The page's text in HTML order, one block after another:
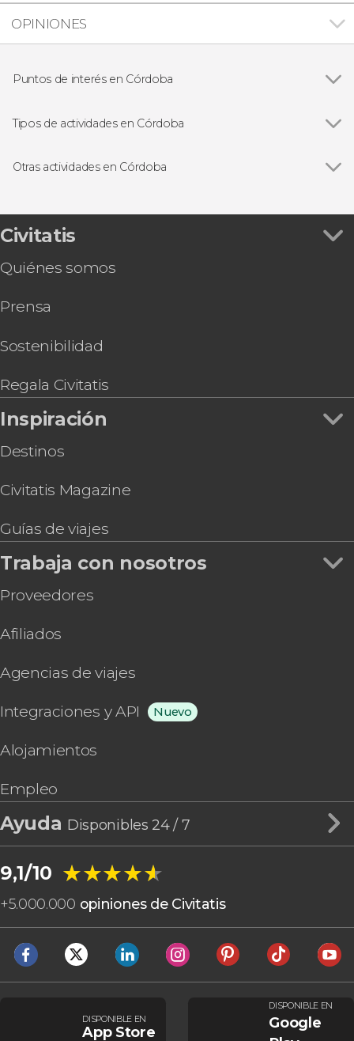
OPINIONES
Puntos de interés en Córdoba
Patios de Córdoba
Puente Romano de Córdoba
Sinagoga de Córdoba
Tipos de actividades en Córdoba
Free tours en Córdoba
Otras actividades en Córdoba
Visita del Palacio de Viana y sus patios
Autobús turístico de Córdoba
Juego de pistas en Córdoba: Búsqueda del
Excursión privada desde Córdoba
Civitatis
Quiénes somos
Prensa
Sostenibilidad
Regala Civitatis
Inspiración
Destinos
Civitatis Magazine
Guías de viajes
Trabaja con nosotros
Proveedores
Afiliados
Agencias de viajes
Integraciones y API Nuevo
Alojamientos
Empleo
Ayuda Disponibles 24 / 7
9,1/10 ★★★★★
★★★★★
+5.000.000 opiniones de Civitatis
DISPONIBLE EN
App Store
DISPONIBLE EN
Google